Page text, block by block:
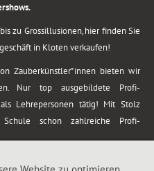
zu Grossillusionen, hier finden Sie
in Kloten verkaufen!
Zauberkünstler*innen bieten wir
Nur top ausgebildete Profi-
Lehrepersonen tätig! Mit Stolz
schon zahlreiche Profi-